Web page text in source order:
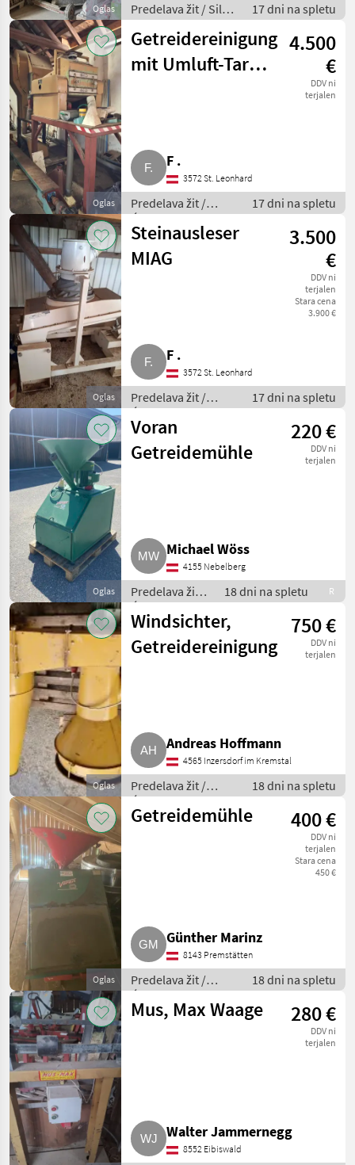
Oglas
Predelava žit / Silos
za žita
17 dni na spletu
Oglas
Getreidereinigung
mit Umluft-Tarar
4.500
€
DDV ni
terjalen
F .
3572 St. Leonhard
Predelava žit /
Ćistilec žit
17 dni na spletu
Oglas
Steinausleser
MIAG
3.500
€
DDV ni
terjalen
Stara cena
3.900 €
F .
3572 St. Leonhard
Predelava žit /
Ćistilec žit
17 dni na spletu
Oglas
Voran
Getreidemühle
220 €
DDV ni
terjalen
Michael Wöss
4155 Nebelberg
Predelava žit /
Ćistilec žit
18 dni na spletu R
Oglas
Windsichter,
Getreidereinigung
750 €
DDV ni
terjalen
Andreas Hoffmann
4565 Inzersdorf im Kremstal
Predelava žit /
Ćistilec žit
18 dni na spletu
Oglas
Getreidemühle 400 €
DDV ni
terjalen
Stara cena
450 €
Günther Marinz
8143 Premstätten
Predelava žit /
Ćistilec žit
18 dni na spletu
Mus, Max Waage 280 €
DDV ni
terjalen
Walter Jammernegg
8552 Eibiswald